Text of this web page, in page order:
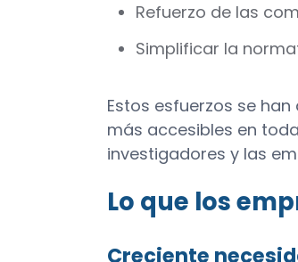
Refuerzo de las
Simplificar la
Estos esfuerzos se
más accesibles en
investigadores y las
Lo que los
Creciente